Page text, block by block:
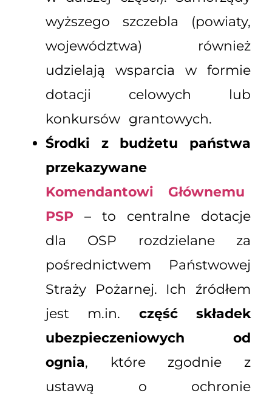
wyższego szczebla (powiaty,
województwa) również
udzielają wsparcia w formie
dotacji celowych lub
konkursów grantowych.
Środki z budżetu państwa
przekazywane
Komendantowi Głównemu
PSP
– to centralne dotacje
dla OSP rozdzielane za
pośrednictwem Państwowej
Straży Pożarnej. Ich źródłem
jest m.in. część składek
ubezpieczeniowych od
ognia, które zgodnie z
ustawą o ochronie